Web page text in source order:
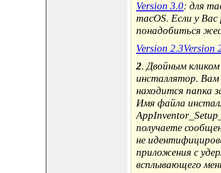
Version 3.0: для
macOS. Если у
понадобиться
Version 2.3Version
2. Двойным
инсталлятор.
находится папка
Имя файла
получаете
не
приложения с
всплывающего